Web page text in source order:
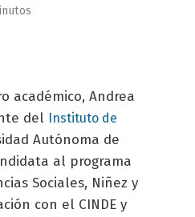
académico, Andrea
del Instituto de
Autónoma de
al programa
Sociales, Niñez y
con el CINDE y